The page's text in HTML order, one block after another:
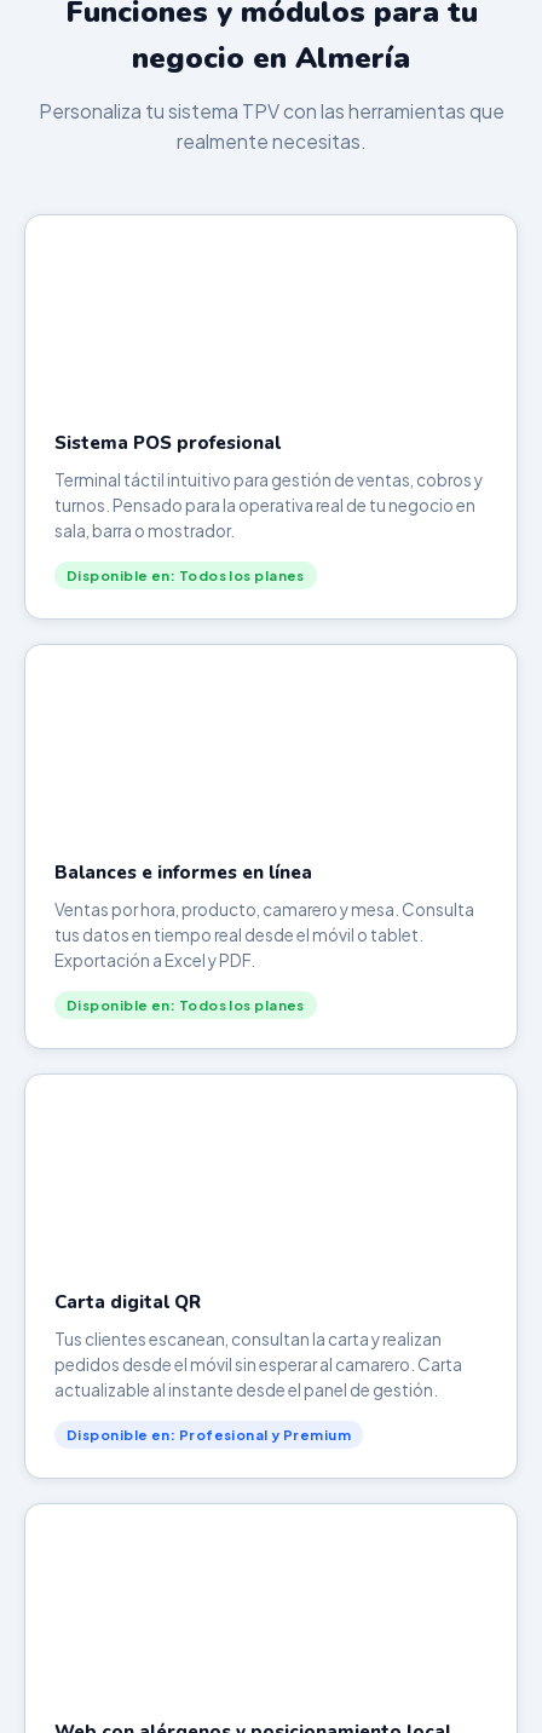
Funciones y módulos para tu
negocio en Almería
Personaliza tu sistema TPV con las herramientas que
realmente necesitas.
Sistema POS profesional
Terminal táctil intuitivo para gestión de ventas, cobros y
turnos. Pensado para la operativa real de tu negocio en
sala, barra o mostrador.
Disponible en: Todos los planes
Balances e informes en línea
Ventas por hora, producto, camarero y mesa. Consulta
tus datos en tiempo real desde el móvil o tablet.
Exportación a Excel y PDF.
Disponible en: Todos los planes
Carta digital QR
Tus clientes escanean, consultan la carta y realizan
pedidos desde el móvil sin esperar al camarero. Carta
actualizable al instante desde el panel de gestión.
Disponible en: Profesional y Premium